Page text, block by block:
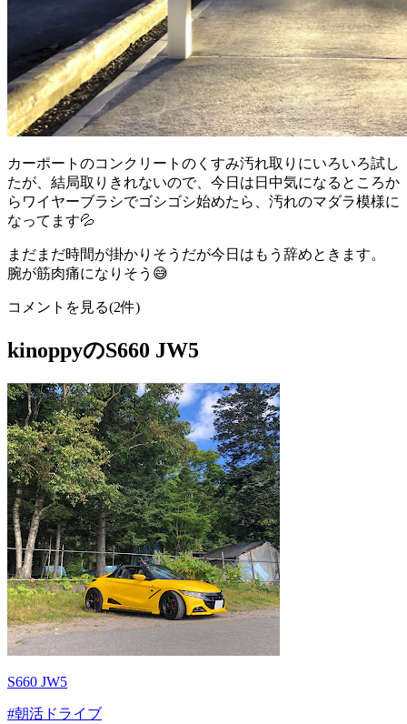
カーポートのコンクリートのくすみ汚れ取りにいろいろ試し
たが、結局取りきれないので、今日は日中気になるところか
らワイヤーブラシでゴシゴシ始めたら、汚れのマダラ模様に
なってます💦
まだまだ時間が掛かりそうだが今日はもう辞めときます。
腕が筋肉痛になりそう😅
コメントを見る(2件)
kinoppyのS660 JW5
S660 JW5
#朝活ドライブ